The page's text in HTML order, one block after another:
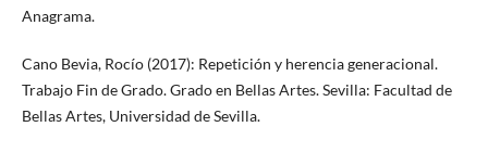
Anagrama.
Cano Bevia, Rocío (2017): Repetición y herencia generacional.
Trabajo Fin de Grado. Grado en Bellas Artes. Sevilla: Facultad de
Bellas Artes, Universidad de Sevilla.